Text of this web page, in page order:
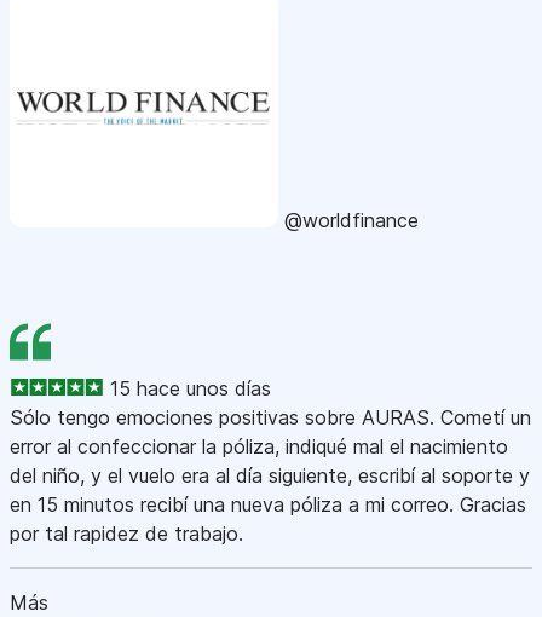
@worldfinance
15 hace unos días
Sólo tengo emociones positivas sobre AURAS. Cometí un
error al confeccionar la póliza, indiqué mal el nacimiento
del niño, y el vuelo era al día siguiente, escribí al soporte y
en 15 minutos recibí una nueva póliza a mi correo. Gracias
por tal rapidez de trabajo.
Más